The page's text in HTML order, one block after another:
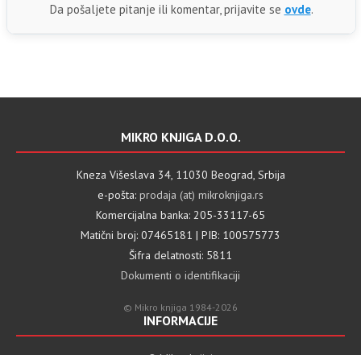
Da pošaljete pitanje ili komentar, prijavite se ovde.
MIKRO KNJIGA D.O.O.
Kneza Višeslava 34, 11030 Beograd, Srbija
e-pošta: prodaja (at) mikroknjiga.rs
Komercijalna banka: 205-33117-65
Matični broj: 07465181 | PIB: 100575773
Šifra delatnosti: 5811
Dokumenti o identifikaciji
© Mikro knjiga 1984-2026
INFORMACIJE